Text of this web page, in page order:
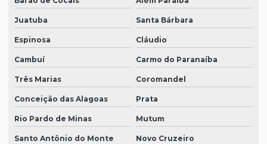
Juatuba Santa Bárbara
Espinosa Cláudio
Cambuí Carmo do Paranaíba
Três Marias Coromandel
Conceição das Alagoas Prata
Rio Pardo de Minas Mutum
Santo Antônio do Monte Novo Cruzeiro